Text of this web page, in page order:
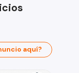
aquí?